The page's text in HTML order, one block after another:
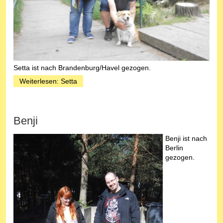
Setta ist nach Brandenburg/Havel gezogen.
Weiterlesen: Setta
Benji
Benji ist nach
Berlin
gezogen.